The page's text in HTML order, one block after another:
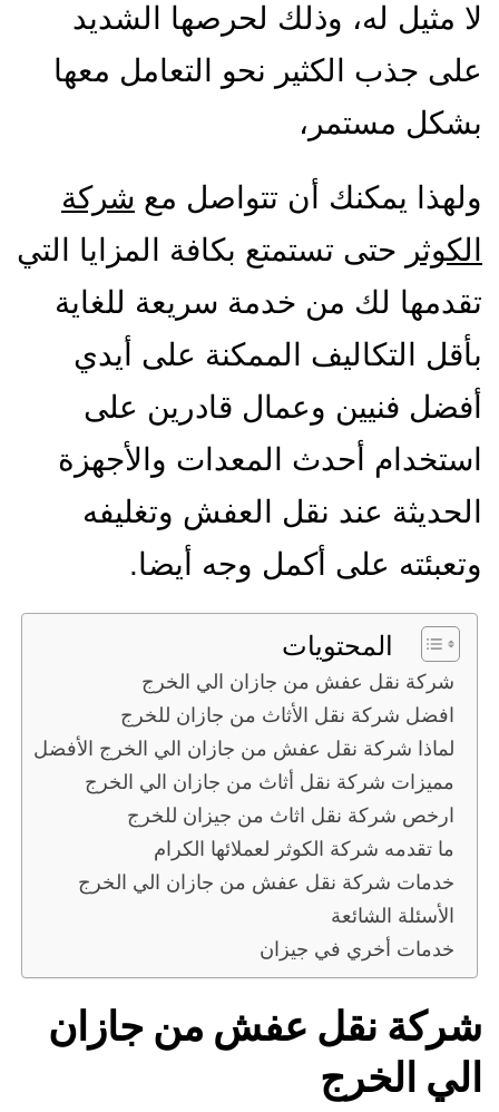
لا مثيل له، وذلك لحرصها الشديد
على جذب الكثير نحو التعامل معها
بشكل مستمر،
ولهذا يمكنك أن تتواصل مع شركة
الكوثر حتى تستمتع بكافة المزايا التي
تقدمها لك من خدمة سريعة للغاية
بأقل التكاليف الممكنة على أيدي
أفضل فنيين وعمال قادرين على
استخدام أحدث المعدات والأجهزة
الحديثة عند نقل العفش وتغليفه
وتعبئته على أكمل وجه أيضا.
المحتويات
شركة نقل عفش من جازان الي الخرج
افضل شركة نقل الأثاث من جازان للخرج
لماذا شركة نقل عفش من جازان الي الخرج الأفضل
مميزات شركة نقل أثاث من جازان الي الخرج
ارخص شركة نقل اثاث من جيزان للخرج
ما تقدمه شركة الكوثر لعملائها الكرام
خدمات شركة نقل عفش من جازان الي الخرج
الأسئلة الشائعة
خدمات أخري في جيزان
شركة نقل عفش من جازان
الي الخرج